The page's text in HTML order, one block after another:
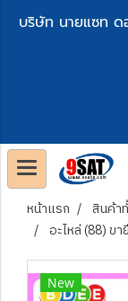
บริษัท นายแซท
หน้าแรก สินค้า
อะไหล่ (88) ข
New